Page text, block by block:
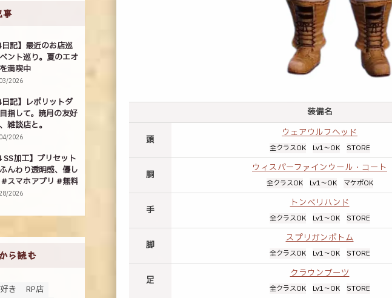
装備名
頭
ウェアウルフヘッド
全クラスOK Lv1～OK STORE
胴
ウィスパーファインウール・コート
全クラスOK Lv1～OK マケボOK
手
トンベリハンド
全クラスOK Lv1～OK STORE
脚
スプリガンボトム
全クラスOK Lv1～OK STORE
足
クラウンブーツ
全クラスOK Lv1～OK STORE
日記】最近のお店巡
ント巡り。夏のエオ
満喫中
2026
日記】レポリットダ
指して。暁月の友好
雑談店と。
2026
SS加工】プリセット
んわり透明感、優し
#スマホアプリ #無料
2026
ら読む
き
RP店